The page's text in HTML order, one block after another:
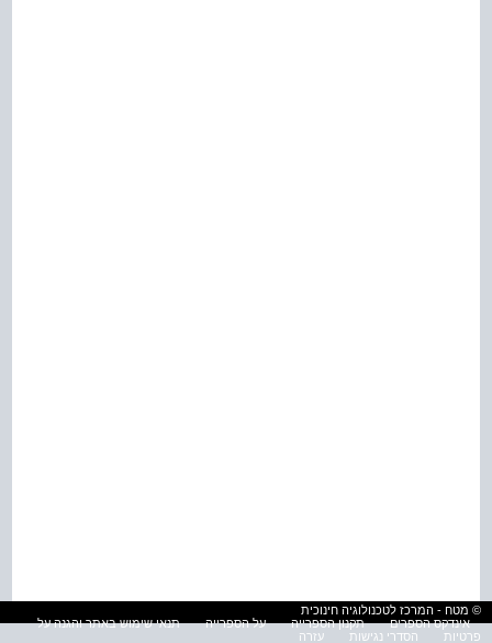
© מטח - המרכז לטכנולוגיה חינוכית
אינדקס הספרים
תקנון הספרייה על הספרייה
תנאי שימוש באתר והגנה על
פרטיות
הסדרי נגישות עזרה